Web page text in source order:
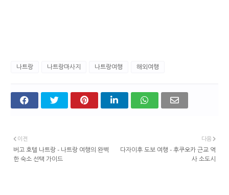
나트랑 나트랑마사지 나트랑여행 해외여행
다음
다자이후 도보 여행 - 후쿠오카 근교 역
사 소도시
이전
버고 호텔 나트랑 - 나트랑 여행의 완벽
한 숙소 선택 가이드